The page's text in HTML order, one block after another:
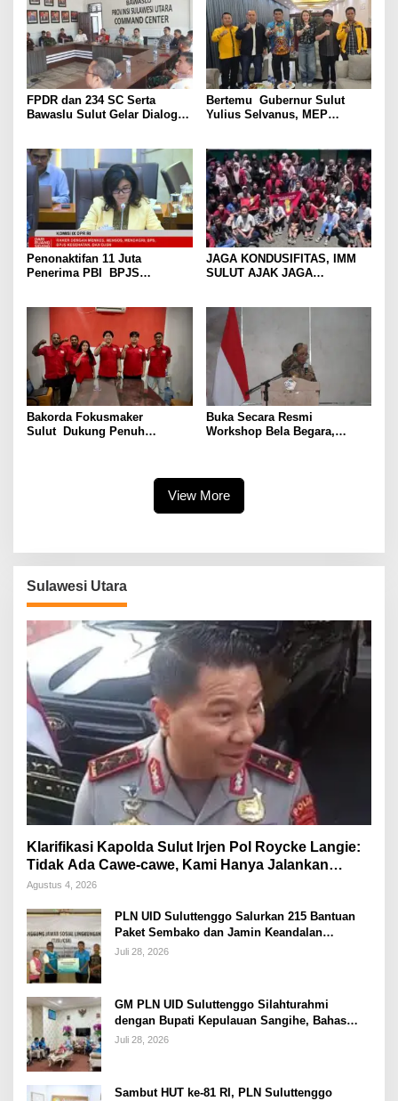
FPDR dan 234 SC Serta
Bawaslu Sulut Gelar Dialog
dan Bela Negara Menuju
Kebangkitan Nasional’
Bertemu Gubernur Sulut
Yulius Selvanus, MEP
Penonaktifan 11 Juta
Penerima PBI BPJS
Aktifkan Kembali
JAGA KONDUSIFITAS, IMM
SULUT AJAK JAGA
Bakorda Fokusmaker
Sulut Dukung Penuh
Buka Secara Resmi
Workshop Bela Begara,
Strategis Bangsa
View More
Sulawesi Utara
Klarifikasi Kapolda Sulut Irjen Pol Roycke Langie:
Tidak Ada Cawe-cawe, Kami Hanya Jalankan
Perintah Undang-Undang
Agustus 4, 2026
PLN UID Suluttenggo Salurkan 215 Bantuan
Paket Sembako dan Jamin Keandalan
Kelistrikan Pasca Bencana di Tamako
Juli 28, 2026
GM PLN UID Suluttenggo Silahturahmi
dengan Bupati Kepulauan Sangihe, Bahas
Keandalan Sistem Kelistrikan hingga
Juli 28, 2026
Sambut HUT ke-81 RI, PLN Suluttenggo